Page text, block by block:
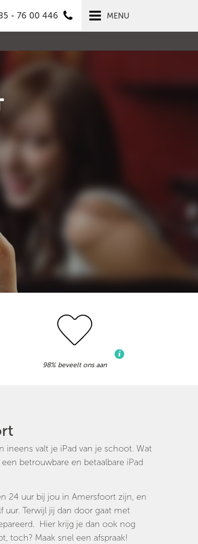
- 76 00 446 MENU
98% beveelt ons aan
valt je iPad van je schoot. Wat
betrouwbare en betaalbare iPad
24 uur bij jou in Amersfoort zijn, en
uur. Terwijl jij dan door gaat met
Hier krijg je dan ook nog
toch? Maak snel een afspraak!